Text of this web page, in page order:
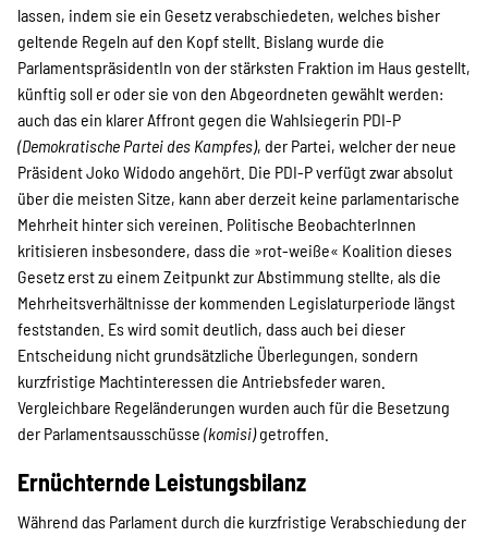
lassen, indem sie ein Gesetz verabschiedeten, welches bisher
geltende Regeln auf den Kopf stellt. Bislang wurde die
ParlamentspräsidentIn von der stärksten Fraktion im Haus gestellt,
künftig soll er oder sie von den Abgeordneten gewählt werden:
auch das ein klarer Affront gegen die Wahlsiegerin PDI-P
(Demokratische Partei des Kampfes), der Partei, welcher der neue
Präsident Joko Widodo angehört. Die PDI-P verfügt zwar absolut
über die meisten Sitze, kann aber derzeit keine parlamentarische
Mehrheit hinter sich vereinen. Politische BeobachterInnen
kritisieren insbesondere, dass die »rot-weiße« Koalition dieses
Gesetz erst zu einem Zeitpunkt zur Abstimmung stellte, als die
Mehrheitsverhältnisse der kommenden Legislaturperiode längst
feststanden. Es wird somit deutlich, dass auch bei dieser
Entscheidung nicht grundsätzliche Überlegungen, sondern
kurzfristige Machtinteressen die Antriebsfeder waren.
Vergleichbare Regeländerungen wurden auch für die Besetzung
der Parlamentsausschüsse (komisi)getroffen.
Ernüchternde Leistungsbilanz
Während das Parlament durch die kurzfristige Verabschiedung der